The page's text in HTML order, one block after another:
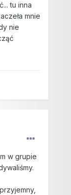
tu inna
mnie
nie
w grupie